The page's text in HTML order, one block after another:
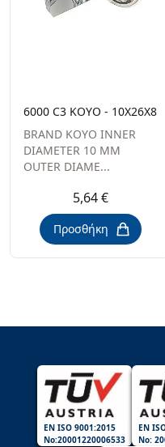
6000 C3 KOYO - 10X26X8
BRAND KOYO INNER
DIAMETER 10 MM
OUTER DIAME...
5,64 €
Προσθήκη
EN ISO 9001:2015
No:20001220006533
EN
No: